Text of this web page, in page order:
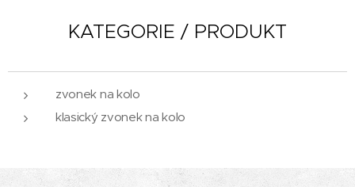
KATEGORIE / PRODUKT
zvonek na kolo
klasický zvonek na kolo